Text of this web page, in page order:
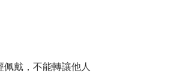
佩戴，不能轉讓他人